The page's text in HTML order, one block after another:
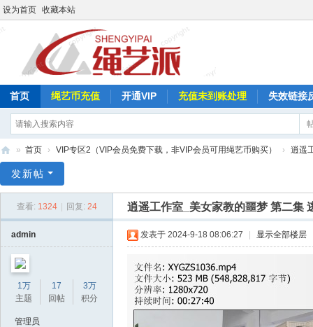
设为首页 收藏本站
首页 绳艺币充值 开通VIP 充值未到账处理 失效链接
艺
» 首页 › VIP专区2（VIP会员免费下载，非VIP会员可用绳艺币购买） › 逍遥
发新帖
查看: 1324 回复: 24 逍遥工作室_美女家教的噩梦 第二集
admin
1万
主题
17
回帖
3万
积分
管理员
发表于 2024-9-18 08:06:27 显示全部楼层